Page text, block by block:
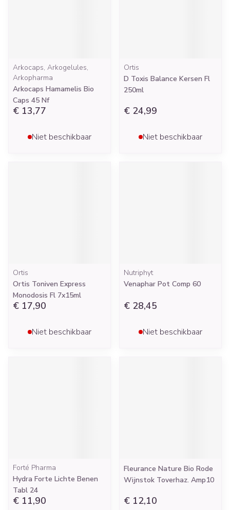
Arkocaps, Arkogelules,
Arkopharma
Arkocaps Hamamelis Bio
Caps 45 Nf
€ 13,77
Niet beschikbaar
Ortis
D Toxis Balance Kersen Fl
250ml
€ 24,99
Niet beschikbaar
Ortis
Ortis Toniven Express
Monodosis Fl 7x15ml
€ 17,90
Niet beschikbaar
Nutriphyt
Venaphar Pot Comp 60
€ 28,45
Niet beschikbaar
Forté Pharma
Hydra Forte Lichte Benen
Tabl 24
€ 11,90
Fleurance Nature Bio Rode
Wijnstok Toverhaz. Amp10
€ 12,10